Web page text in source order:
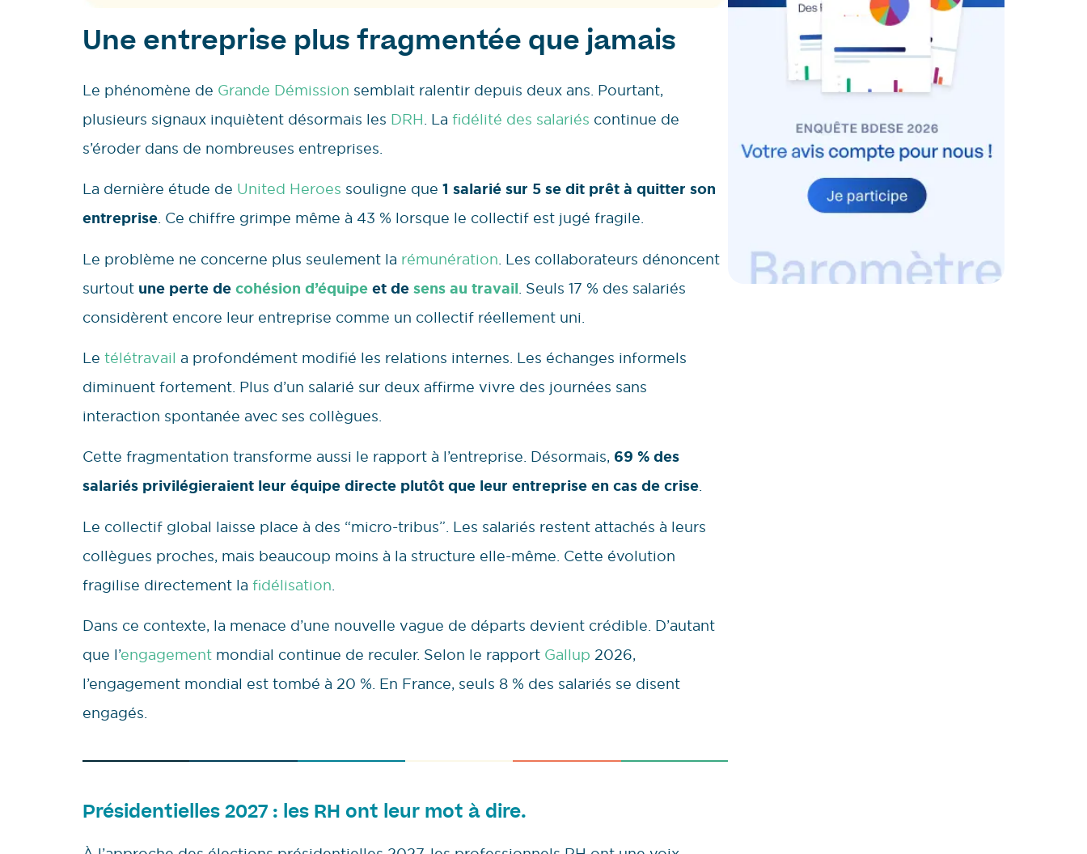
Une entreprise plus fragmentée que jamais
Le phénomène de Grande Démission semblait ralentir depuis deux ans. Pourtant,
plusieurs signaux inquiètent désormais les DRH. La fidélité des salariés continue de
s’éroder dans de nombreuses entreprises.
La dernière étude de United Heroes souligne que 1 salarié sur 5 se dit prêt à quitter son
entreprise. Ce chiffre grimpe même à 43 % lorsque le collectif est jugé fragile.
Le problème ne concerne plus seulement la rémunération. Les collaborateurs dénoncent
surtout une perte de cohésion d’équipe et de sens au travail. Seuls 17 % des salariés
considèrent encore leur entreprise comme un collectif réellement uni.
Le télétravail a profondément modifié les relations internes. Les échanges informels
diminuent fortement. Plus d’un salarié sur deux affirme vivre des journées sans
interaction spontanée avec ses collègues.
Cette fragmentation transforme aussi le rapport à l’entreprise. Désormais, 69 % des
salariés privilégieraient leur équipe directe plutôt que leur entreprise en cas de crise.
Le collectif global laisse place à des “micro-tribus”. Les salariés restent attachés à leurs
collègues proches, mais beaucoup moins à la structure elle-même. Cette évolution
fragilise directement la fidélisation.
Dans ce contexte, la menace d’une nouvelle vague de départs devient crédible. D’autant
que l’engagement mondial continue de reculer. Selon le rapport Gallup 2026,
l’engagement mondial est tombé à 20 %. En France, seuls 8 % des salariés se disent
engagés.
Présidentielles 2027 : les RH ont leur mot à dire.